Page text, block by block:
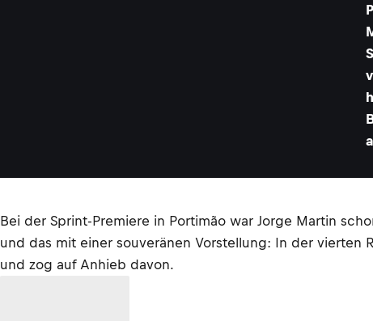
Bei der Sprint-Premiere in Portimão war Jorge Martin
und das mit einer souveränen Vorstellung: In der vierten
und zog auf Anhieb davon.